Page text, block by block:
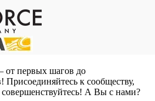
от первых шагов до
к сообществу,
совершенствуйтесь! А Вы с нами?